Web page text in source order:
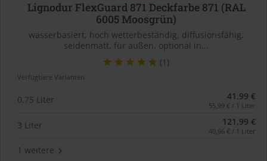
Lignodur FlexGuard 871 Deckfarbe 871 (RAL
6005 Moosgrün)
wasserbasiert, hoch wetterbeständig, diffusionsfähig,
seidenmatt, für außen, optional in...
(1)
Verfügbare Varianten
0,75 Liter 41,99 €
55,99 € / 1 Liter
3 Liter 121,99 €
40,66 € / 1 Liter
1 weitere